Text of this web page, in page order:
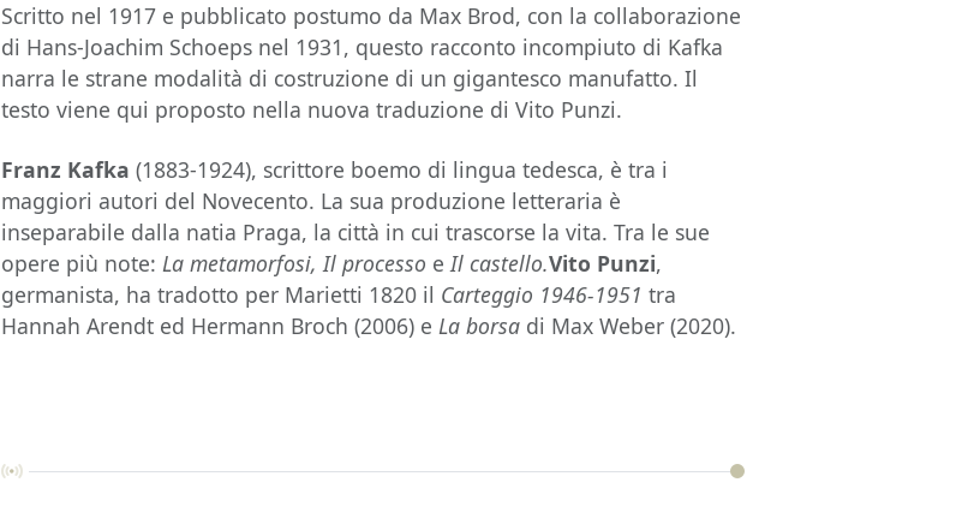
Scritto nel 1917 e pubblicato postumo da Max Brod, con la collaborazione
di Hans-Joachim Schoeps nel 1931, questo racconto incompiuto di Kafka
narra le strane modalità di costruzione di un gigantesco manufatto. Il
testo viene qui proposto nella nuova traduzione di Vito Punzi.
Franz Kafka(1883-1924), scrittore boemo di lingua tedesca, è tra i
maggiori autori del Novecento. La sua produzione letteraria è
inseparabile dalla natia Praga, la città in cui trascorse la vita. Tra le sue
opere più note:La metamorfosi, Il processo eIl castello.Vito Punzi,
germanista, ha tradotto per Marietti 1820 il Carteggio 1946-1951 tra
Hannah Arendt ed Hermann Broch (2006) eLa borsa di Max Weber (2020).